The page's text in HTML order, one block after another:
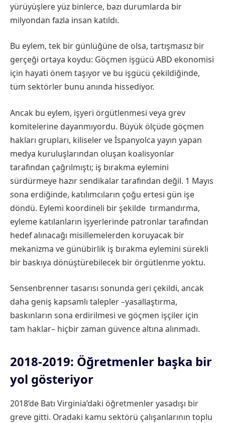
yürüyüşlere yüz binlerce, bazı durumlarda bir
milyondan fazla insan katıldı.
Bu eylem, tek bir günlüğüne de olsa, tartışmasız bir
gerçeği ortaya koydu: Göçmen işgücü ABD ekonomisi
için hayati önem taşıyor ve bu işgücü çekildiğinde,
tüm sektörler bunu anında hissediyor.
Ancak bu eylem, işyeri örgütlenmesi veya grev
komitelerine dayanmıyordu. Büyük ölçüde göçmen
hakları grupları, kiliseler ve İspanyolca yayın yapan
medya kuruluşlarından oluşan koalisyonlar
tarafından çağrılmıştı; iş bırakma eylemini
sürdürmeye hazır sendikalar tarafından değil. 1 Mayıs
sona erdiğinde, katılımcıların çoğu ertesi gün işe
döndü. Eylemi koordineli bir şekilde tırmandırma,
eyleme katılanların işyerlerinde patronlar tarafından
hedef alınacağı misillemelerden koruyacak bir
mekanizma ve günübirlik iş bırakma eylemini sürekli
bir baskıya dönüştürebilecek bir örgütlenme yoktu.
Sensenbrenner tasarısı sonunda geri çekildi, ancak
daha geniş kapsamlı talepler –yasallaştırma,
baskınların sona erdirilmesi ve göçmen işçiler için
tam haklar– hiçbir zaman güvence altına alınmadı.
2018-2019: Öğretmenler başka bir
yol gösteriyor
2018’de Batı Virginia’daki öğretmenler yasadışı bir
greve gitti. Oradaki kamu sektörü çalışanlarının toplu